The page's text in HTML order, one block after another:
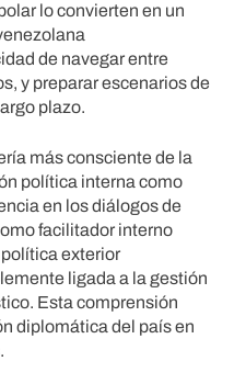
lo convierten en un
de navegar entre
y preparar escenarios de
plazo.
más consciente de la
política interna como
en los diálogos de
facilitador interno
exterior
ligada a la gestión
Esta comprensión
diplomática del país en